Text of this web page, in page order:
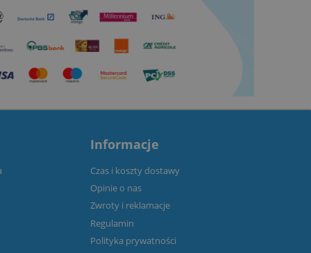
Informacje
Czas i koszty dostawy
Opinie o nas
Zwroty i reklamacje
Regulamin
Polityka prywatności